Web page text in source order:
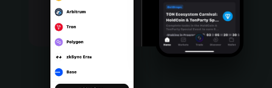
Bahasa Indonesia
Português (Brasil)